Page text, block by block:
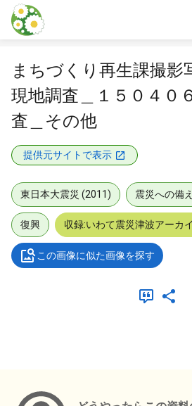
本文に飛ぶ
まちづくり再生課撮影
現地調査＿１５０４０
査＿その他
提供元サイトで表示
東日本大震災 (2011) 震災への備え
復興 収録:いわて震災津波アーカ
この画像に似た画像を探す